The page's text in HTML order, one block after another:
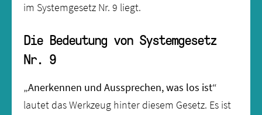
im Systemgesetz Nr. 9 liegt.
Die Bedeutung von Systemgesetz
Nr. 9
„Anerkennen und Aussprechen, was los ist“
lautet das Werkzeug hinter diesem Gesetz. Es ist